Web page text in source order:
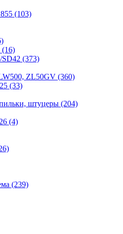
(103)
(16)
(373)
ZL50GV (360)
(33)
штуцеры (204)
(4)
(239)